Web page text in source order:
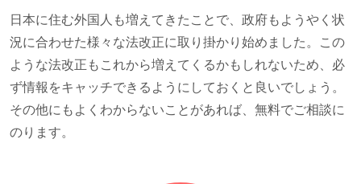
日本に住む外国人も増えてきたことで、政府もようやく状
況に合わせた様々な法改正に取り掛かり始めました。この
ような法改正もこれから増えてくるかもしれないため、必
ず情報をキャッチできるようにしておくと良いでしょう。
その他にもよくわからないことがあれば、無料でご相談に
のります。